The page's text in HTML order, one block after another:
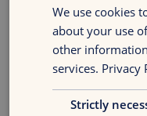
We use cookies
about your use
other
services. Privacy
Strictly